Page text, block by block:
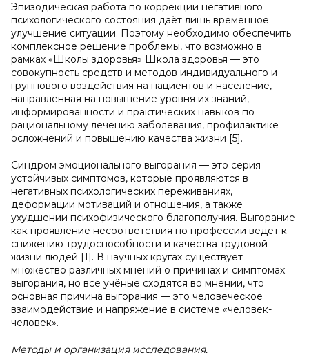
Эпизодическая работа по коррекции негативного
психологического состояния даёт лишь временное
улучшение ситуации. Поэтому необходимо обеспечить
комплексное решение проблемы, что возможно в
рамках «Школы здоровья» Школа здоровья — это
совокупность средств и методов индивидуального и
группового воздействия на пациентов и население,
направленная на повышение уровня их знаний,
информированности и практических навыков по
рациональному лечению заболевания, профилактике
осложнений и повышению качества жизни [5].
Синдром эмоционального выгорания — это серия
устойчивых симптомов, которые проявляются в
негативных психологических переживаниях,
деформации мотиваций и отношения, а также
ухудшении психофизического благополучия. Выгорание
как проявление несоответствия по профессии ведёт к
снижению трудоспособности и качества трудовой
жизни людей [1]. В научных кругах существует
множество различных мнений о причинах и симптомах
выгорания, но все учёные сходятся во мнении, что
основная причина выгорания — это человеческое
взаимодействие и напряжение в системе «человек-
человек».
Методы и организация исследования.